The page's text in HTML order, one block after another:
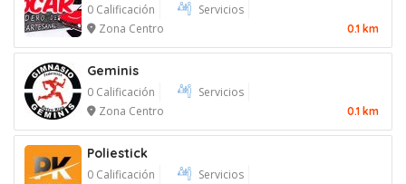
0 Calificación
Servicios
Zona Centro
0.1 km
Geminis
0 Calificación
Servicios
Zona Centro
0.1 km
Poliestick
0 Calificación Servicios